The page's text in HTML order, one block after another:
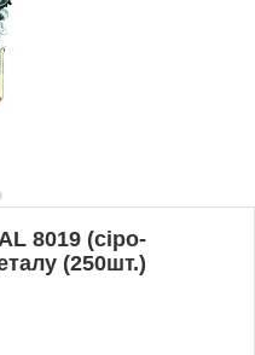
8019 (сіро-
(250шт.)